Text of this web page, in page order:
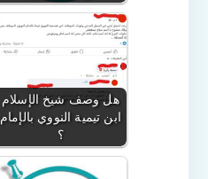
هل وصف شيخ الإسلام
ابن تيمية النووي بالإمام
؟